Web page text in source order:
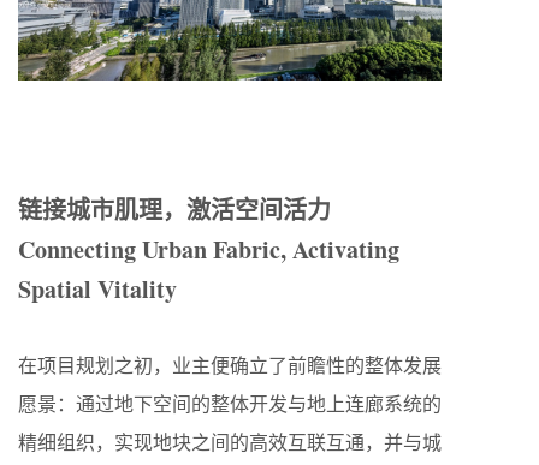
链接城市肌理，激活空间活力
Connecting Urban Fabric, Activating
Spatial Vitality
在项目规划之初，业主便确立了前瞻性的整体发展
愿景：通过地下空间的整体开发与地上连廊系统的
精细组织，实现地块之间的高效互联互通，并与城